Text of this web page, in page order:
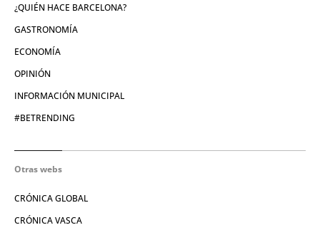
¿QUIÉN HACE BARCELONA?
GASTRONOMÍA
ECONOMÍA
OPINIÓN
INFORMACIÓN MUNICIPAL
#BETRENDING
Otras webs
CRÓNICA GLOBAL
CRÓNICA VASCA